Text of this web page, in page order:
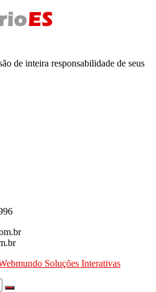
de inteira responsabilidade de seus
Soluções Interativas